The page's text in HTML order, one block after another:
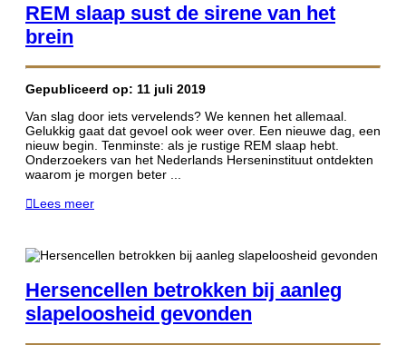
REM slaap sust de sirene van het
brein
Gepubliceerd op: 11 juli 2019
Van slag door iets vervelends? We kennen het allemaal.
Gelukkig gaat dat gevoel ook weer over. Een nieuwe dag, een
nieuw begin. Tenminste: als je rustige REM slaap hebt.
Onderzoekers van het Nederlands Herseninstituut ontdekten
waarom je morgen beter ...
Lees meer
Hersencellen betrokken bij aanleg
slapeloosheid gevonden